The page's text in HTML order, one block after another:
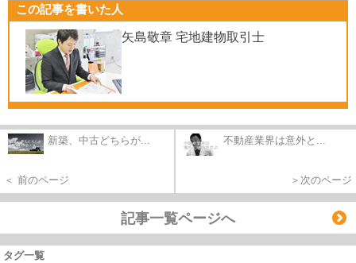
この記事を書いた人
矢島敬章 宅地建物取引士
新築、中古どちらが...
＜ 前のページ
不動産業界は意外と...
＞次のページ
記事一覧ページへ
タグ一覧